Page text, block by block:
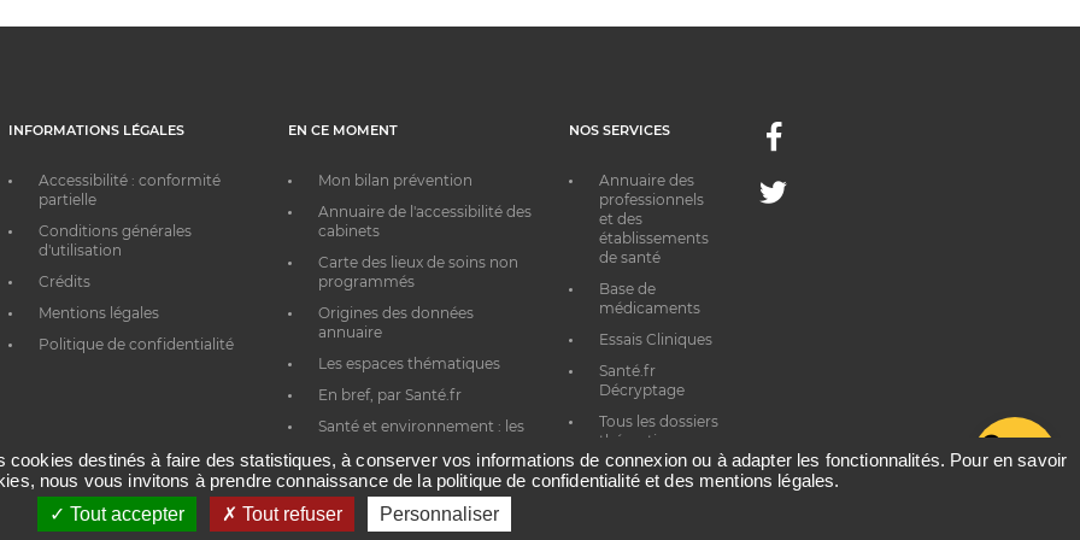
INFORMATIONS LÉGALES
Accessibilité : conformité
partielle
Conditions générales
d'utilisation
Crédits
Mentions légales
Politique de confidentialité
EN CE MOMENT
Mon bilan prévention
Annuaire de l'accessibilité des
cabinets
Carte des lieux de soins non
programmés
Origines des données
annuaire
Les espaces thématiques
En bref, par Santé.fr
Santé et environnement : les
NOS SERVICES
Annuaire des
professionnels
et des
établissements
de santé
Base de
médicaments
Essais Cliniques
Santé.fr
Décryptage
Tous les dossiers
thématiques
Facebook
Twitter
cookies destinés à faire des statistiques, à conserver vos informations de connexion ou à adapter les fonctionnalités. Pour en savoir
nous vous invitons à prendre connaissance de la politique de confidentialité et des mentions légales.
Tout accepter
Tout refuser Personnaliser